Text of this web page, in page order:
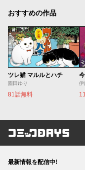
おすすめの作品
ツレ猫 マルルとハチ
園田ゆり
81話無料
伊
コミック
最新情報を配信中!